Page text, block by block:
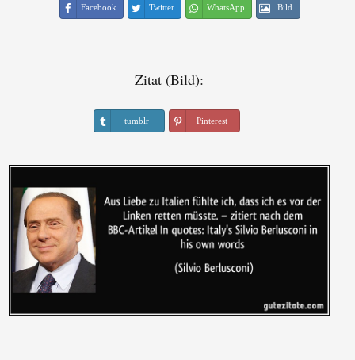
Facebook Twitter WhatsApp Bild
Zitat (Bild):
tumblr Pinterest